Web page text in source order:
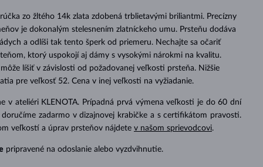
VÝNIMOČNÝ
POZRIEŤ
LÁSKA
POZRIEŤ
KRÁSOU
POZRIEŤ
TURMALÍNY
VLTAVÍNY
PRE BÁBÄTKÁ
SVADOBNÉ
KRÁSNE
POZRIEŤ
MINERÁLY
PERLOVÉ PRÍVESKY
BIELE ZLATO
ŽLTÉ ZLATO
PRÍVESKY
POZRIEŤ
NÁRAMKY
POZRIEŤ
ELEGANCIA
POZRIEŤ
VLTAVÍNY
MINERÁLY
SVADOBNÉ
ŽLTÉ ZLATO
ŠPERKY
POZRIEŤ
KRÁSU
POZRIEŤ
KOLEKCIE
POZRIEŤ
zo žltého 14k zlata zdobená trblietavými briliantmi. Precízny
je dokonalým stelesnením zlatníckeho umu. Prsteňu dodáva
a odlíši tak tento šperk od priemeru. Nechajte sa očariť
ktorý uspokojí aj dámy s vysokými nárokmi na kvalitu.
líšiť v závislosti od požadovanej veľkosti prsteňa. Nižšie
pre veľkosť 52. Cena v inej veľkosti na vyžiadanie.
v ateliéri KLENOTA. Prípadná prvá výmena veľkosti je do 60 dní
doručíme zadarmo v dizajnovej krabičke a s certifikátom pravosti.
veľkostí a úprav prsteňov nájdete v našom sprievodcovi.
pripravené na odoslanie alebo vyzdvihnutie.